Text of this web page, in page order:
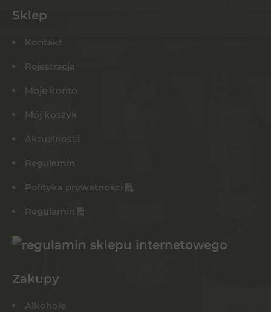
Sklep
Kontakt
Rejestracja
Moje konto
Mój koszyk
Aktualności
Regulamin
Polityka prywatności
Regulamin
Zakupy
Alkohole